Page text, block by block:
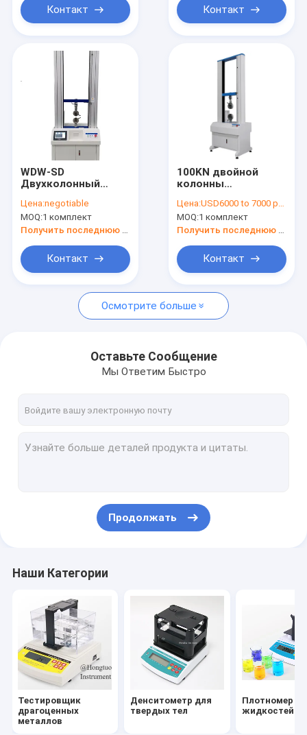
Продукция
О Компании
Наша фабрика
контроль качества
Тестировщик драгоценных металлов
Денситометр для твердых тел
Плотномер для жидкостей
Универсальная испытательная машина
Масштаб и баланс
Цифровой вискозный счетчик
Оборудование для испытания порошка
Пластиковое оборудование для испытаний
Оборудование для испытаний тканей
Контакт
силиконовой губки
Контакт
WDW-SD
Двухколонный
универсальная
испытательная
машина,
тестер для
испытания
нескольких
материалов
Цена:negotiable
MOQ:1 комплект
Получить последнюю цену
Контакт
100KN двойной
колонны
управления серво
универсальной
испытательной
испытаний на
протяженность,
сжатия и т.д.
Цена:USD6000 to 7000 per unit
MOQ:1 комплект
Получить последнюю цену
Контакт
Осмотрите больше
Оставьте Сообщение
Мы Ответим Быстро
Продолжать
Наши Категории
Тестировщик
драгоценных
металлов
Денситометр для
твердых тел
Плотномер
жидкостей